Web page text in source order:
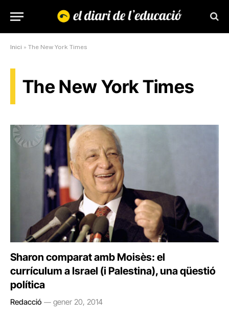
Inici » The New York Times
The New York Times
Sharon comparat amb Moisès: el
currículum a Israel (i Palestina), una qüestió
política
Redacció gener 20, 2014